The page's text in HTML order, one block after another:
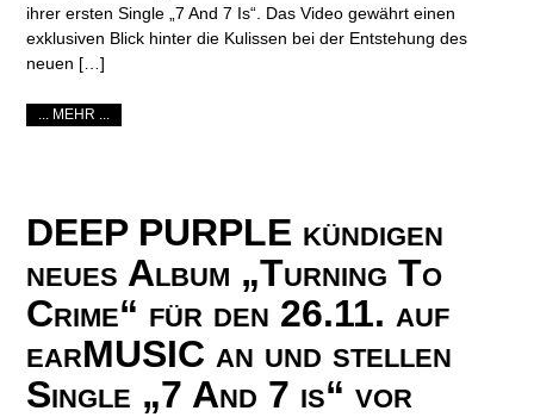
ihrer ersten Single „7 And 7 Is“. Das Video gewährt einen
exklusiven Blick hinter die Kulissen bei der Entstehung des
neuen […]
... MEHR ...
DEEP PURPLE kündigen
neues Album „Turning To
Crime“ für den 26.11. auf
earMUSIC an und stellen
Single „7 And 7 is“ vor